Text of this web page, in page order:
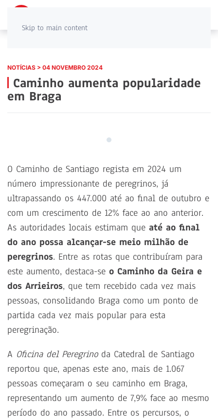
Skip to main content
NOTÍCIAS > 04 NOVEMBRO 2024
Caminho aumenta popularidade
em Braga
O Caminho de Santiago regista em 2024 um
número impressionante de peregrinos, já
ultrapassando os 447.000 até ao final de outubro e
com um crescimento de 12% face ao ano anterior.
As autoridades locais estimam que até ao final
do ano possa alcançar-se meio milhão de
peregrinos. Entre as rotas que contribuíram para
este aumento, destaca-se o Caminho da Geira e
dos Arrieiros, que tem recebido cada vez mais
pessoas, consolidando Braga como um ponto de
partida cada vez mais popular para esta
peregrinação.
A Oficina del Peregrinoda Catedral de Santiago
reportou que, apenas este ano, mais de 1.067
pessoas começaram o seu caminho em Braga,
representando um aumento de 7,9% face ao mesmo
período do ano passado. Entre os percursos, o